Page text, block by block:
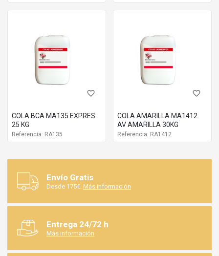
favorite_border
COLA BCA MA135 EXPRES
25 KG
Referencia: RA135
favorite_border
COLA AMARILLA MA1412
AV AMARILLA 30KG
Referencia: RA1412
Envío Gratis
Desde 175€. Más información
Entrega 24/72 h
Más información